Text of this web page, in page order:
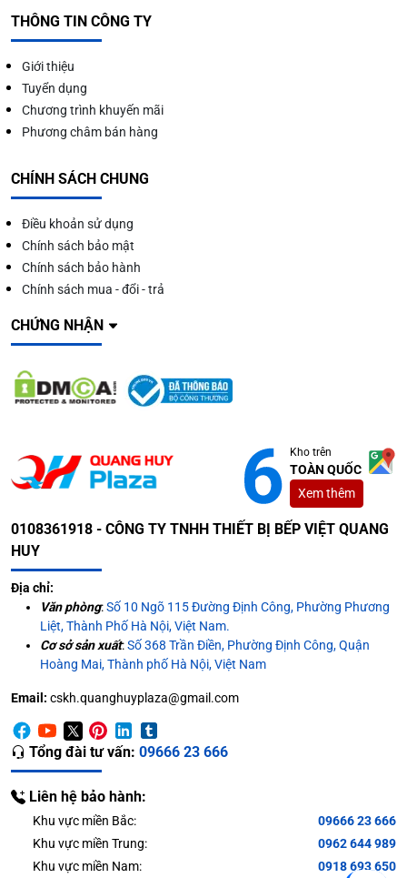
THÔNG TIN CÔNG TY
Giới thiệu
Tuyển dụng
Chương trình khuyến mãi
Phương châm bán hàng
CHÍNH SÁCH CHUNG
Điều khoản sử dụng
Chính sách bảo mật
Chính sách bảo hành
Chính sách mua - đổi - trả
CHỨNG NHẬN
Kho trên
TOÀN QUỐC
Xem thêm
0108361918 - CÔNG TY TNHH THIẾT BỊ BẾP VIỆT QUANG
HUY
Địa chỉ:
Văn phòng:Số 10 Ngõ 115 Đường Định Công, Phường Phương
Liệt, Thành Phố Hà Nội, Việt Nam.
Cơ sở sản xuất:Số 368 Trần Điền, Phường Định Công, Quận
Hoàng Mai, Thành phố Hà Nội, Việt Nam
Email: cskh.quanghuyplaza@gmail.com
Tổng đài tư vấn: 09666 23 666
Liên hệ bảo hành:
Khu vực miền Bắc:
09666 23 666
Khu vực miền Trung:
0962 644 989
Khu vực miền Nam:
0918 693 650